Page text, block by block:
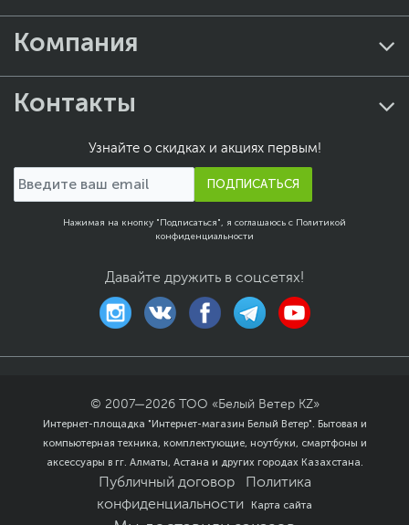
Компания
Контакты
Узнайте о скидках и акциях первым!
ПОДПИСАТЬСЯ
Нажимая на кнопку "Подписаться", я соглашаюсь с Политикой
конфиденциальности
Давайте дружить в соцсетях!
© 2007—2026 ТОО «Белый Ветер KZ»
Интернет-площадка "Интернет-магазин Белый Ветер". Бытовая и
компьютерная техника, комплектующие, ноутбуки, смартфоны и
аксессуары в гг. Алматы, Астана и других городах Казахстана.
Публичный договор
Политика
конфиденциальности
Карта сайта